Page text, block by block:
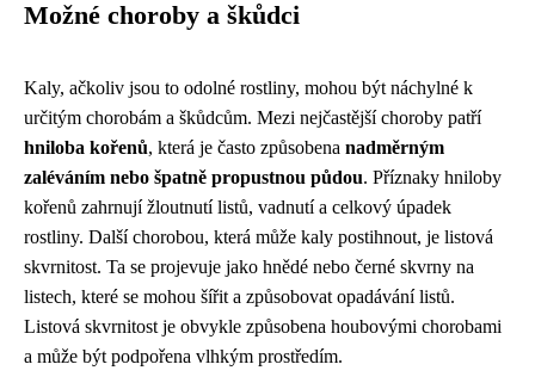
Možné choroby a škůdci
Kaly, ačkoliv jsou to odolné rostliny, mohou být náchylné k
určitým chorobám a škůdcům. Mezi nejčastější choroby patří
hniloba kořenů, která je často způsobena nadměrným
zaléváním nebo špatně propustnou půdou. Příznaky hniloby
kořenů zahrnují žloutnutí listů, vadnutí a celkový úpadek
rostliny. Další chorobou, která může kaly postihnout, je listová
skvrnitost. Ta se projevuje jako hnědé nebo černé skvrny na
listech, které se mohou šířit a způsobovat opadávání listů.
Listová skvrnitost je obvykle způsobena houbovými chorobami
a může být podpořena vlhkým prostředím.